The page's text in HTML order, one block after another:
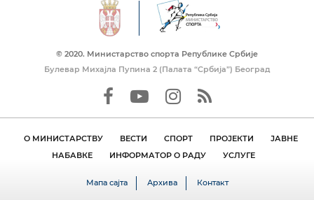
© 2020. Mинистарство спорта Републике Србије
Булевар Михајла Пупина 2 (Палата “Србија”) Београд
О МИНИСТАРСТВУ ВЕСТИ СПОРТ ПРОЈЕКТИ
ЈАВНЕ
НАБАВКЕ
ИНФОРМАТОР О РАДУ УСЛУГЕ
Мапа сајта Архива Контакт